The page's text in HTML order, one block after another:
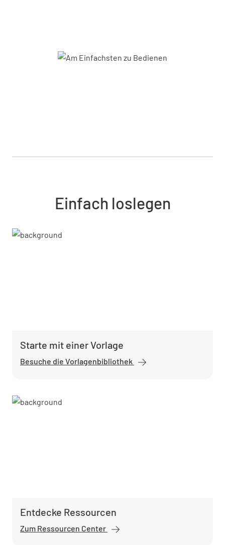
Einfach loslegen
Starte mit einer Vorlage
Besuche die Vorlagenbibliothek
Entdecke Ressourcen
Zum Ressourcen Center